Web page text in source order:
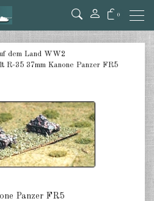
0
dem Land WW2
R-35 37mm Kanone Panzer FR5
Panzer FR5